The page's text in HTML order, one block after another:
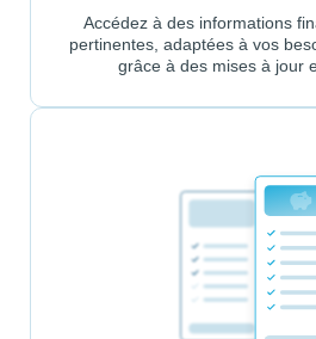
Accédez à des informations
pertinentes, adaptées à vos
grâce à des mises à jour